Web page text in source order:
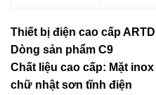
Thiết bị điện cao cấp
Dòng sản phẩm C9
Chất liệu cao cấp: Mặt
chữ nhật sơn tĩnh điện